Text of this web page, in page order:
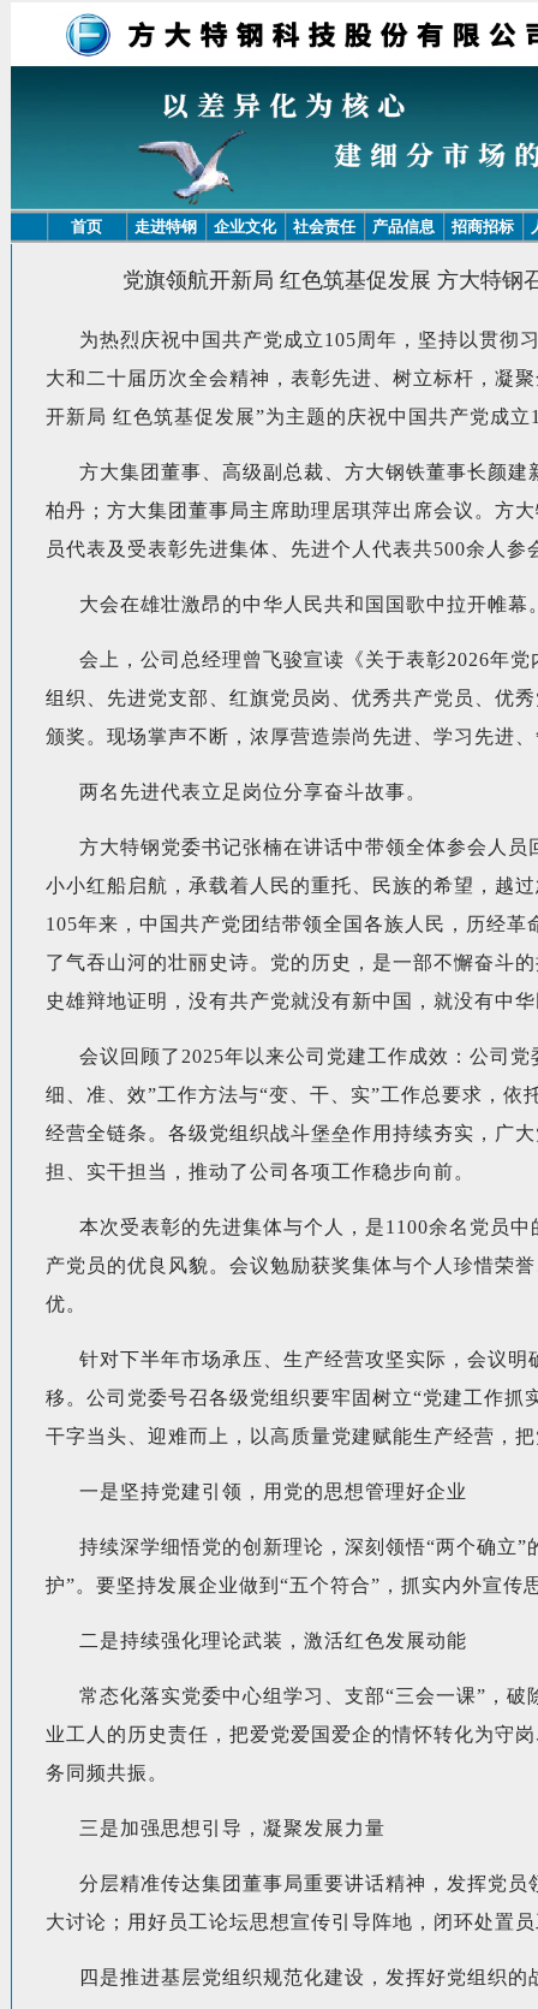
首页 走进特钢 企业文化 社会责任 产品信息 招商招标
党旗领航开新局 红色筑基促发展 方大特钢
为热烈庆祝中国共产党成立105周年，坚持以贯彻
大和二十届历次全会精神，表彰先进、树立标杆，凝
开新局 红色筑基促发展”为主题的庆祝中国共产党成
方大集团董事、高级副总裁、方大钢铁董事长颜
柏丹；方大集团董事局主席助理居琪萍出席会议。方
员代表及受表彰先进集体、先进个人代表共500余人参
大会在雄壮激昂的中华人民共和国国歌中拉开帷幕
会上，公司总经理曾飞骏宣读《关于表彰2026年
组织、先进党支部、红旗党员岗、优秀共产党员、优
颁奖。现场掌声不断，浓厚营造崇尚先进、学习先进
两名先进代表立足岗位分享奋斗故事。
方大特钢党委书记张楠在讲话中带领全体参会人
小小红船启航，承载着人民的重托、民族的希望，越
105年来，中国共产党团结带领全国各族人民，历经
了气吞山河的壮丽史诗。党的历史，是一部不懈奋斗
史雄辩地证明，没有共产党就没有新中国，就没有中
会议回顾了2025年以来公司党建工作成效：公司
细、准、效”工作方法与“变、干、实”工作总要求，
经营全链条。各级党组织战斗堡垒作用持续夯实，广
担、实干担当，推动了公司各项工作稳步向前。
本次受表彰的先进集体与个人，是1100余名党员
产党员的优良风貌。会议勉励获奖集体与个人珍惜荣
优。
针对下半年市场承压、生产经营攻坚实际，会议
移。公司党委号召各级党组织要牢固树立“党建工作
干字当头、迎难而上，以高质量党建赋能生产经营，
一是坚持党建引领，用党的思想管理好企业
持续深学细悟党的创新理论，深刻领悟“两个确立
护”。要坚持发展企业做到“五个符合”，抓实内外宣
二是持续强化理论武装，激活红色发展动能
常态化落实党委中心组学习、支部“三会一课”，
业工人的历史责任，把爱党爱国爱企的情怀转化为守
务同频共振。
三是加强思想引导，凝聚发展力量
分层精准传达集团董事局重要讲话精神，发挥党
大讨论；用好员工论坛思想宣传引导阵地，闭环处置
四是推进基层党组织规范化建设，发挥好党组织的